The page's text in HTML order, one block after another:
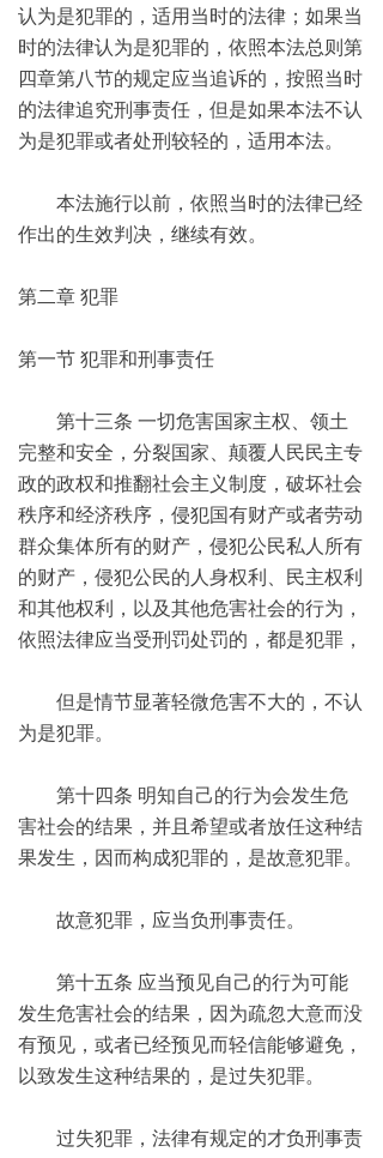
认为是犯罪的，适用当时的法律；如果当
时的法律认为是犯罪的，依照本法总则第
四章第八节的规定应当追诉的，按照当时
的法律追究刑事责任，但是如果本法不认
为是犯罪或者处刑较轻的，适用本法。
本法施行以前，依照当时的法律已经
作出的生效判决，继续有效。
第二章 犯罪
第一节 犯罪和刑事责任
第十三条 一切危害国家主权、领土
完整和安全，分裂国家、颠覆人民民主专
政的政权和推翻社会主义制度，破坏社会
秩序和经济秩序，侵犯国有财产或者劳动
群众集体所有的财产，侵犯公民私人所有
的财产，侵犯公民的人身权利、民主权利
和其他权利，以及其他危害社会的行为，
依照法律应当受刑罚处罚的，都是犯罪，
但是情节显著轻微危害不大的，不认
为是犯罪。
第十四条 明知自己的行为会发生危
害社会的结果，并且希望或者放任这种结
果发生，因而构成犯罪的，是故意犯罪。
故意犯罪，应当负刑事责任。
第十五条 应当预见自己的行为可能
发生危害社会的结果，因为疏忽大意而没
有预见，或者已经预见而轻信能够避免，
以致发生这种结果的，是过失犯罪。
过失犯罪，法律有规定的才负刑事责